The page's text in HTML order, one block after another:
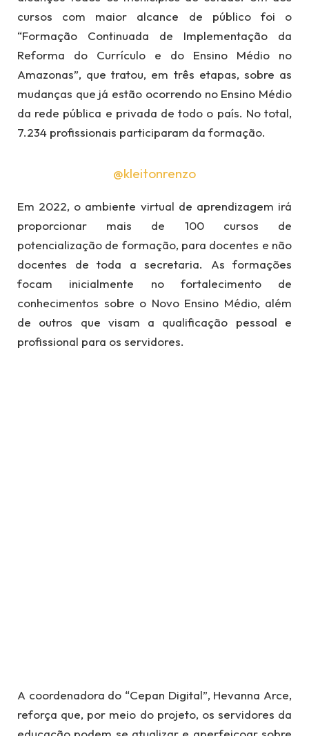
cursos com maior alcance de público foi o
“Formação Continuada de Implementação da
Reforma do Currículo e do Ensino Médio no
Amazonas”, que tratou, em três etapas, sobre as
mudanças que já estão ocorrendo no Ensino Médio
da rede pública e privada de todo o país. No total,
7.234 profissionais participaram da formação.
@kleitonrenzo
Em 2022, o ambiente virtual de aprendizagem irá
proporcionar mais de 100 cursos de
potencialização de formação, para docentes e não
docentes de toda a secretaria. As formações
focam inicialmente no fortalecimento de
conhecimentos sobre o Novo Ensino Médio, além
de outros que visam a qualificação pessoal e
profissional para os servidores.
A coordenadora do “Cepan Digital”, Hevanna Arce,
reforça que, por meio do projeto, os servidores da